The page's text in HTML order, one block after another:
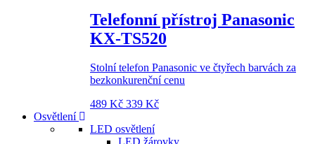
Telefonní přístroj Panasonic
KX-TS520
Stolní telefon Panasonic ve čtyřech barvách za
bezkonkurenční cenu
489 Kč 339 Kč
Osvětlení
LED osvětlení